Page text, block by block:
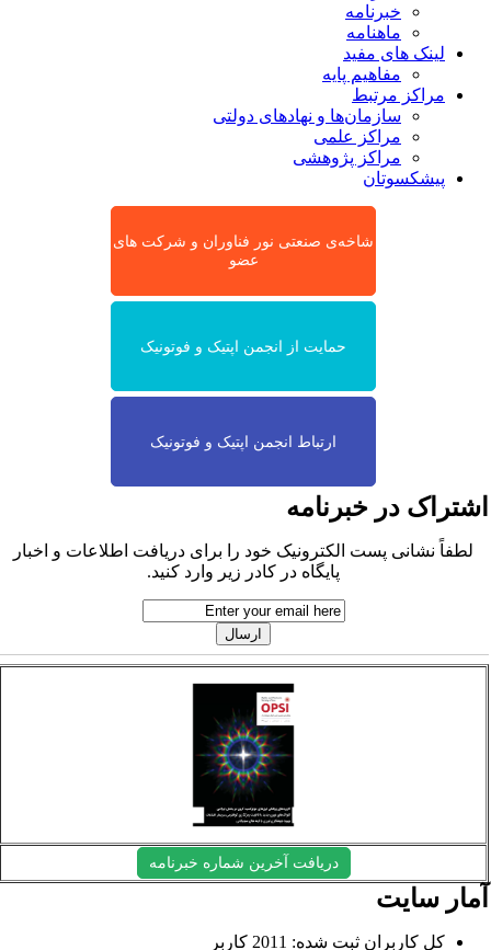
خبرنامه
ماهنامه
لینک های مفید
مفاهیم پایه
مراکز مرتبط
سازمان‌ها و نهادهای دولتی
مراکز علمی
مراکز پژوهشی
پیشکسوتان
شاخه‌ی صنعتی نور فناوران و شرکت های
عضو
حمایت از انجمن اپتیک و فوتونیک
ارتباط انجمن اپتیک و فوتونیک
در خبرنامه
لطفاً نشانی پست الکترونیک خود را برای دریافت اطلاعات و اخبار
پایگاه در کادر زیر وارد کنید.
دریافت آخرین شماره خبرنامه
سایت
کل کاربران ثبت شده: 2011 کاربر